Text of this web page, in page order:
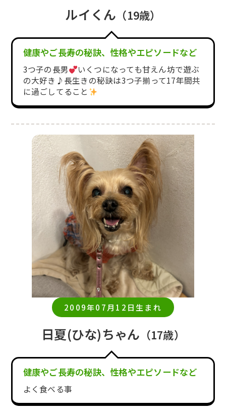
ルイくん （19歳）
健康やご長寿の秘訣、性格やエピソードなど
3つ子の長男
いくつになっても甘えん坊で遊ぶ
の大好き♪長生きの秘訣は3つ子揃って17年間共
に過ごしてること
2009年07月12日生まれ
日夏(ひな)ちゃん （17歳）
健康やご長寿の秘訣、性格やエピソードなど
よく食べる事